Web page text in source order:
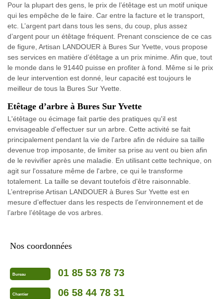
Pour la plupart des gens, le prix de l’étêtage est un motif unique
qui les empêche de le faire. Car entre la facture et le transport,
etc. L’argent part dans tous les sens, du coup, plus assez
d’argent pour un étêtage fréquent. Prenant conscience de ce cas
de figure, Artisan LANDOUER à Bures Sur Yvette, vous propose
ses services en matière d’étêtage a un prix minime. Afin que, tout
le monde dans le 91440 puisse en profiter à fond. Même si le prix
de leur intervention est donné, leur capacité est toujours le
meilleur de tous la Bures Sur Yvette.
Etêtage d’arbre à Bures Sur Yvette
L'étêtage ou écimage fait partie des pratiques qu'il est
envisageable d'effectuer sur un arbre. Cette activité se fait
principalement pendant la vie de l'arbre afin de réduire sa taille
devenue trop imposante, de limiter sa prise au vent ou bien afin
de le revivifier après une maladie. En utilisant cette technique, on
agit sur l'ossature même de l'arbre, ce qui le transforme
totalement. La taille se devant toutefois d'être raisonnable.
L’entreprise Artisan LANDOUER à Bures Sur Yvette est en
mesure d’effectuer dans les respects de l’environnement et de
l’arbre l’étêtage de vos arbres.
Nos coordonnées
Bureau 01 85 53 78 73
Chantier 06 58 44 78 31